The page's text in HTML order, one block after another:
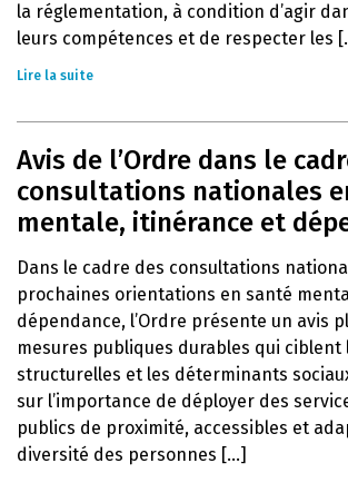
la réglementation, à condition d’agir
leurs compétences et de respecter les
Lire la suite
Avis de l’Ordre dans le
consultations nationales
mentale, itinérance et
Dans le cadre des consultations
prochaines orientations en santé
dépendance, l’Ordre présente un avis
mesures publiques durables qui ciblent
structurelles et les déterminants
sur l’importance de déployer des
publics de proximité, accessibles et
diversité des personnes [...]